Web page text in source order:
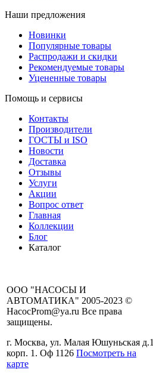
Наши предложения
Новинки
Популярные товары
Распродажи и скидки
Рекомендуемые товары
Уцененные товары
Помощь и сервисы
Контакты
Производители
ГОСТЫ и ISO
Новости
Доставка
Отзывы
Услуги
Акции
Вопрос ответ
Главная
Коллекции
Блог
Каталог
ООО "НАСОСЫ И
АВТОМАТИКА" 2005-2023 ©
HacocProm@ya.ru Все права
защищены.
г. Москва, ул. Малая Юшуньская д.1
корп. 1. Оф 1126 Посмотреть на
карте